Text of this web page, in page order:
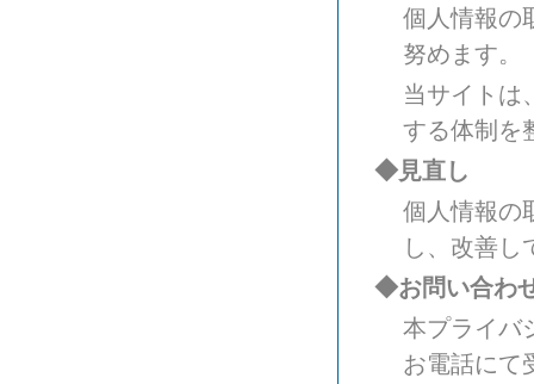
個人情報の
努めます。
当サイトは
する体制を
◆見直し
個人情報の
し、改善し
◆お問い合わ
本プライバ
お電話にて